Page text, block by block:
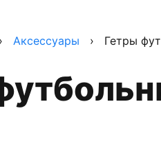
› Аксессуары › Гетры